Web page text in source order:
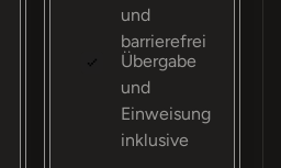
und
barrierefrei
Übergabe
und
Einweisung
inklusive